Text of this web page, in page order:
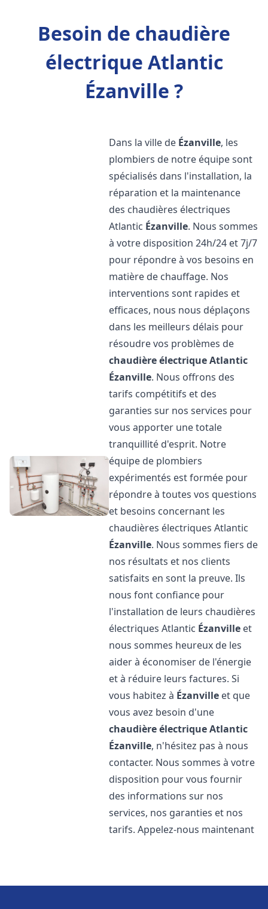
Besoin de chaudière
électrique Atlantic
Ézanville ?
Dans la ville de Ézanville, les
plombiers de notre équipe sont
spécialisés dans l'installation, la
réparation et la maintenance
des chaudières électriques
Atlantic Ézanville. Nous sommes
à votre disposition 24h/24 et 7j/7
pour répondre à vos besoins en
matière de chauffage. Nos
interventions sont rapides et
efficaces, nous nous déplaçons
dans les meilleurs délais pour
résoudre vos problèmes de
chaudière électrique Atlantic
Ézanville. Nous offrons des
tarifs compétitifs et des
garanties sur nos services pour
vous apporter une totale
tranquillité d'esprit. Notre
équipe de plombiers
expérimentés est formée pour
répondre à toutes vos questions
et besoins concernant les
chaudières électriques Atlantic
Ézanville. Nous sommes fiers de
nos résultats et nos clients
satisfaits en sont la preuve. Ils
nous font confiance pour
l'installation de leurs chaudières
électriques Atlantic Ézanville et
nous sommes heureux de les
aider à économiser de l'énergie
et à réduire leurs factures. Si
vous habitez à Ézanville et que
vous avez besoin d'une
chaudière électrique Atlantic
Ézanville, n'hésitez pas à nous
contacter. Nous sommes à votre
disposition pour vous fournir
des informations sur nos
services, nos garanties et nos
tarifs. Appelez-nous maintenant